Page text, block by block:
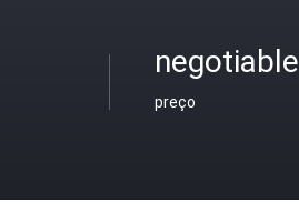
negotiable
preço